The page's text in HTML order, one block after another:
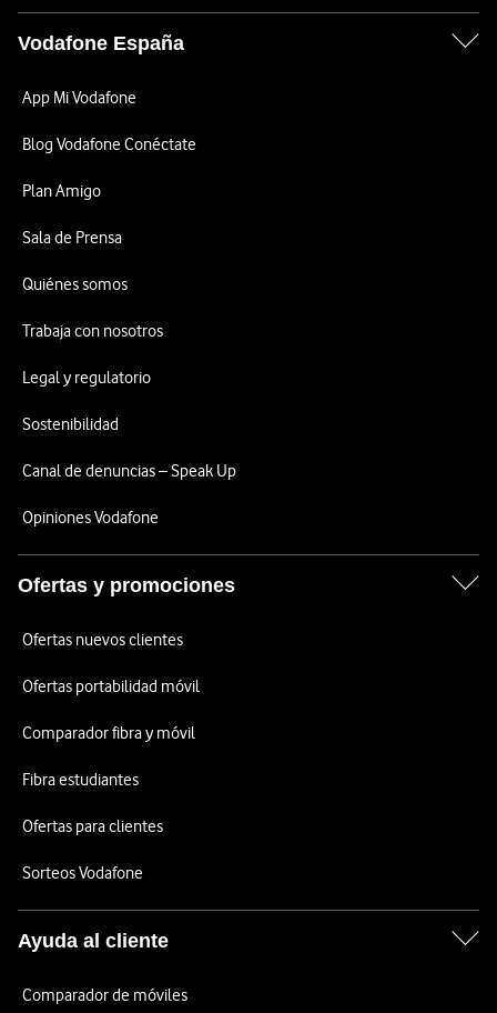
Vodafone España
App Mi Vodafone
Blog Vodafone Conéctate
Plan Amigo
Sala de Prensa
Quiénes somos
Trabaja con nosotros
Legal y regulatorio
Sostenibilidad
Canal de denuncias – Speak Up
Opiniones Vodafone
Ofertas y promociones
Ofertas nuevos clientes
Ofertas portabilidad móvil
Comparador fibra y móvil
Fibra estudiantes
Ofertas para clientes
Sorteos Vodafone
Ayuda al cliente
Comparador de móviles